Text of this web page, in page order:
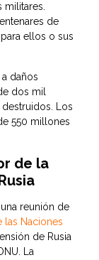
militares.
de
ellos o sus
daños
dos mil
Los
550 millones
de la
reunión de
las Naciones
de Rusia
La